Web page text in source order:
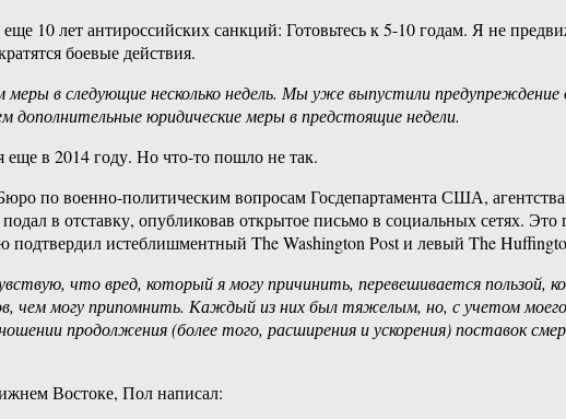
10 лет антироссийских санкций: Готовьтесь к 5-10 годам. Я не
боевые действия.
в следующие несколько недель. Мы уже выпустили предупреждение
юридические меры в предстоящие недели.
в 2014 году. Но что-то пошло не так.
по военно-политическим вопросам Госдепартамента США,
в отставку, опубликовав открытое письмо в социальных сетях.
истеблишментный The Washington Post и левый The
что вред, который я могу причинить, перевешивается пользой,
чем могу припомнить. Каждый из них был тяжелым, но, с учетом
продолжения (более того, расширения и ускорения) поставок
Востоке, Пол написал: